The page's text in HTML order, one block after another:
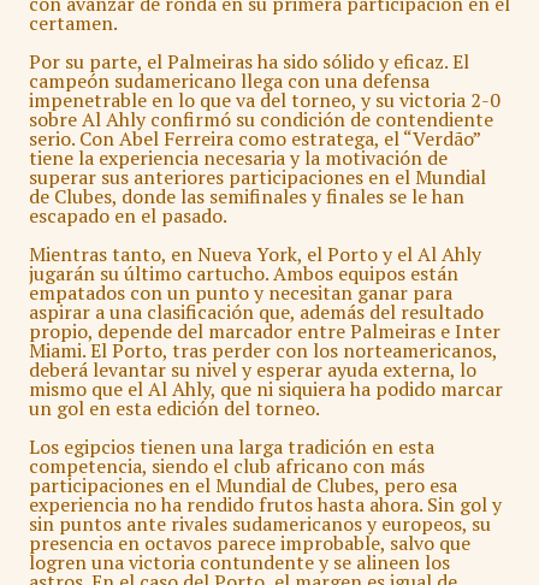
certamen.
Por su parte, el Palmeiras ha sido sólido y eficaz. El
campeón sudamericano llega con una defensa
impenetrable en lo que va del torneo, y su victoria 2-0
sobre Al Ahly confirmó su condición de contendiente
serio. Con Abel Ferreira como estratega, el “Verdão”
tiene la experiencia necesaria y la motivación de
superar sus anteriores participaciones en el Mundial
de Clubes, donde las semifinales y finales se le han
escapado en el pasado.
Mientras tanto, en Nueva York, el Porto y el Al Ahly
jugarán su último cartucho. Ambos equipos están
empatados con un punto y necesitan ganar para
aspirar a una clasificación que, además del resultado
propio, depende del marcador entre Palmeiras e Inter
Miami. El Porto, tras perder con los norteamericanos,
deberá levantar su nivel y esperar ayuda externa, lo
mismo que el Al Ahly, que ni siquiera ha podido marcar
un gol en esta edición del torneo.
Los egipcios tienen una larga tradición en esta
competencia, siendo el club africano con más
participaciones en el Mundial de Clubes, pero esa
experiencia no ha rendido frutos hasta ahora. Sin gol y
sin puntos ante rivales sudamericanos y europeos, su
presencia en octavos parece improbable, salvo que
logren una victoria contundente y se alineen los